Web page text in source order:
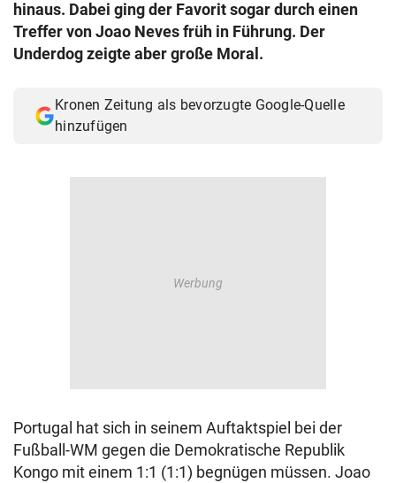
hinaus. Dabei ging der Favorit sogar durch einen
Treffer von Joao Neves früh in Führung. Der
Underdog zeigte aber große Moral.
Kronen Zeitung als bevorzugte Google-Quelle
hinzufügen
Portugal hat sich in seinem Auftaktspiel bei der
Fußball-WM gegen die Demokratische Republik
Kongo mit einem 1:1 (1:1) begnügen müssen. Joao